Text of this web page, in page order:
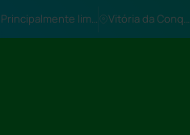
Principalmente limpo Vitória da Conq…